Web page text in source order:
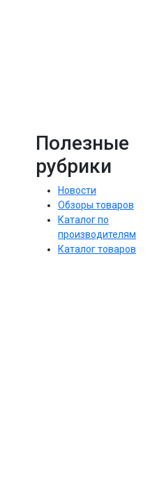
Полезные
рубрики
Новости
Обзоры товаров
Каталог по
производителям
Каталог товаров